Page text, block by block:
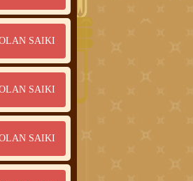
SAIKI
SAIKI
SAIKI